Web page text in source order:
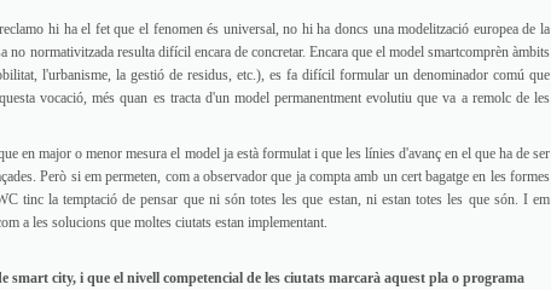
hi ha el fet que el fenomen és universal, no hi ha doncs una modelització europea de la
no normativitzada resulta difícil encara de concretar. Encara que el model smartcomprèn àmbits
l'urbanisme, la gestió de residus, etc.), es fa difícil formular un denominador comú que
vocació, més quan es tracta d'un model permanentment evolutiu que va a remolc de les
en major o menor mesura el model ja està formulat i que les línies d'avanç en el que ha de ser
Però si em permeten, com a observador que ja compta amb un cert bagatge en les formes
tinc la temptació de pensar que ni són totes les que estan, ni estan totes les que són. I em
a les solucions que moltes ciutats estan implementant.
smart city, i que el nivell competencial de les ciutats marcarà aquest pla o programa